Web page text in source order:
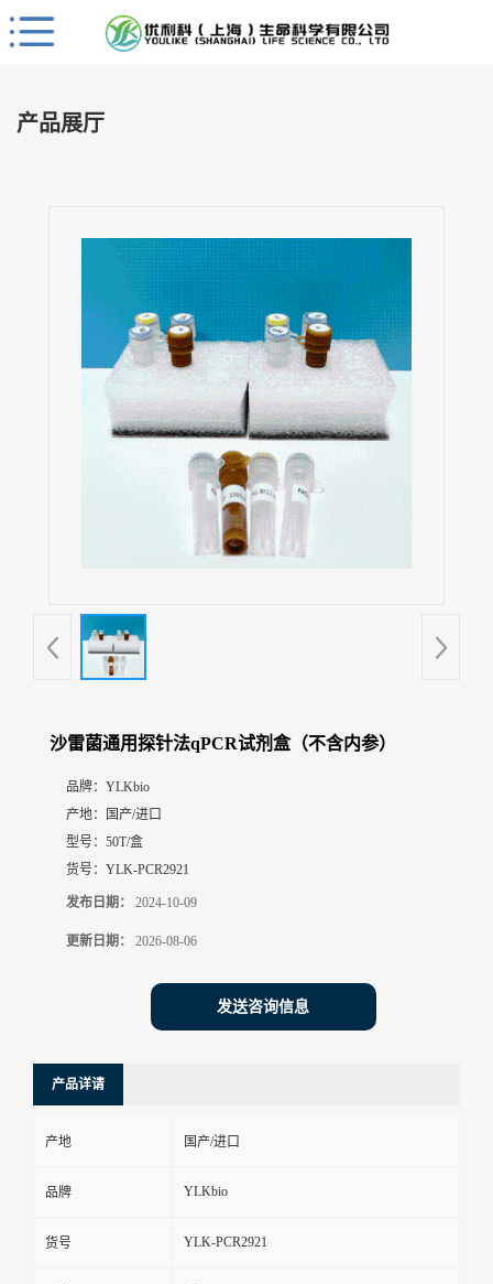
Close
首
产品展厅
沙雷菌通用探针法qPCR试剂盒（不含内参）
品牌： YLKbio
产地：
国产/进口
型号： 50T/盒
货号： YLK-PCR2921
发布日期： 2024-10-09
更新日期： 2026-08-06
发送咨询信息
产品详请
产地 国产/进口
品牌 YLKbio
货号 YLK-PCR2921